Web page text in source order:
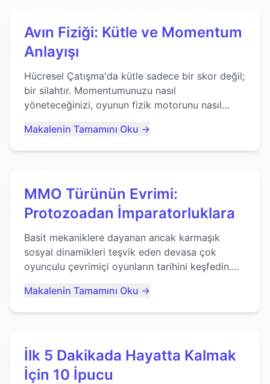
Avın Fiziği: Kütle ve Momentum
Anlayışı
Hücresel Çatışma'da kütle sadece bir skor değil;
bir silahtır. Momentumunuzu nasıl
yöneteceğinizi, oyunun fizik motorunu nasıl
ustalaşacağınızı öğrenin...
Makalenin Tamamını Oku →
MMO Türünün Evrimi:
Protozoadan İmparatorluklara
Basit mekaniklere dayanan ancak karmaşık
sosyal dinamikleri teşvik eden devasa çok
oyunculu çevrimiçi oyunların tarihini keşfedin.
Makalenin Tamamını Oku →
İlk 5 Dakikada Hayatta Kalmak
İçin 10 İpucu